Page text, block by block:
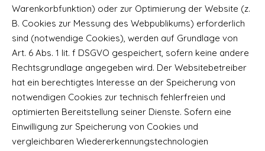
Warenkorbfunktion) oder zur Optimierung der Website (z.
B. Cookies zur Messung des Webpublikums) erforderlich
sind (notwendige Cookies), werden auf Grundlage von
Art. 6 Abs. 1 lit. f DSGVO gespeichert, sofern keine andere
Rechtsgrundlage angegeben wird. Der Websitebetreiber
hat ein berechtigtes Interesse an der Speicherung von
notwendigen Cookies zur technisch fehlerfreien und
optimierten Bereitstellung seiner Dienste. Sofern eine
Einwilligung zur Speicherung von Cookies und
vergleichbaren Wiedererkennungstechnologien